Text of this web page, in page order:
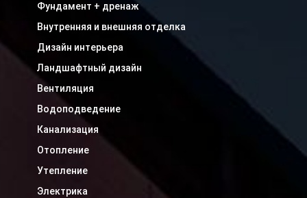
Фундамент + дренаж
Внутренняя и внешняя отделка
Дизайн интерьера
Ландшафтный дизайн
Вентиляция
Водоподведение
Канализация
Отопление
Утепление
Электрика